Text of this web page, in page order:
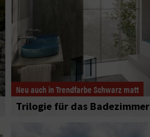
Neu auch in Trendfarbe Schwarz matt
Trilogie für das Badezimmer